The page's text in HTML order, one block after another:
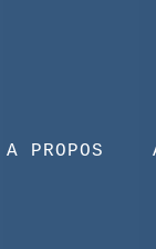
A PROPOS